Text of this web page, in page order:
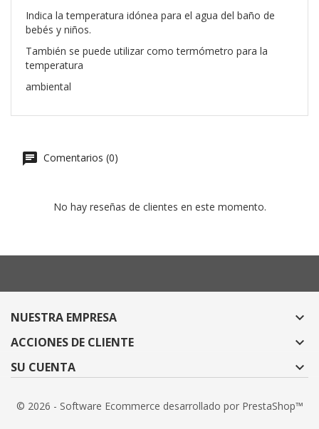
Indica la temperatura idónea para el agua del baño de
bebés y niños.
También se puede utilizar como termómetro para la
temperatura
ambiental
Comentarios (0)
No hay reseñas de clientes en este momento.
NUESTRA EMPRESA 
ACCIONES DE CLIENTE 
SU CUENTA 
© 2026 - Software Ecommerce desarrollado por PrestaShop™